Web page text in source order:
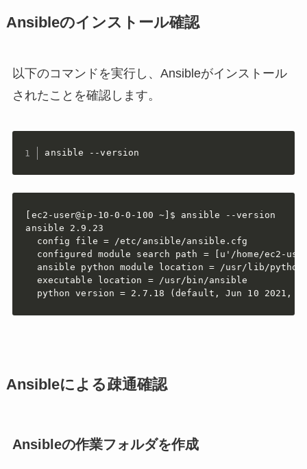
Ansibleのインストール確認
以下のコマンドを実行し、Ansibleがインストール
されたことを確認します。
ansible --version
[ec2-user@ip-10-0-0-100 ~]$ ansible --version
ansible 2.9.23
  config file = /etc/ansible/ansible.cfg
configured module search path = [u'/home/ec2-
ansible python module location = /usr/lib/
  executable location = /usr/bin/ansible
Ansibleによる疎通確認
Ansibleの作業フォルダを作成